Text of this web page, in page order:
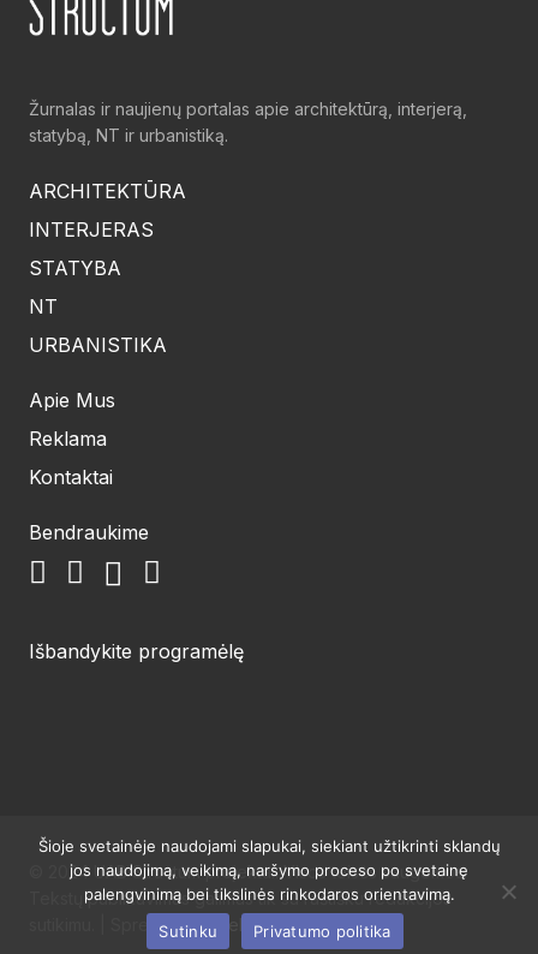
Žurnalas ir naujienų portalas apie architektūrą, interjerą,
statybą, NT ir urbanistiką.
ARCHITEKTŪRA
INTERJERAS
STATYBA
NT
URBANISTIKA
Apie Mus
Reklama
Kontaktai
Bendraukime
Išbandykite programėlę
© 2024 UAB Structum projektai. Visos teisės saugomos.
Tekstų publikavimas galimas tik su raštišku redakcijos
sutikimu. | Sprendimas:Websty
Šioje svetainėje naudojami slapukai, siekiant užtikrinti sklandų
jos naudojimą, veikimą, naršymo proceso po svetainę
palengvinimą bei tikslinės rinkodaros orientavimą.
Sutinku
Privatumo politika